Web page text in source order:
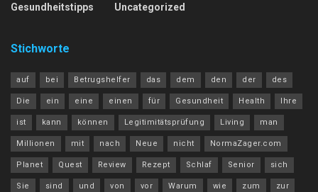
Gesundheitstipps
Uncategorized
Stichworte
auf bei Betrugshelfer das dem den der des
Die ein eine einen für Gesundheit Health Ihre
ist kann können Legitimitätsprüfung Living man
Millionen mit nach Neue nicht NormaZager.com
Planet Quest Review Rezept Schlaf Senior sich
Sie sind und von vor Warum wie zum zur